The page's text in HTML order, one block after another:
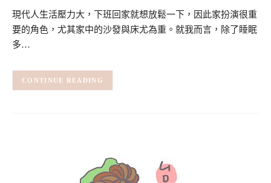
現代人生活壓力大，下班回家就想放鬆一下，因此家扮演很重
要的角色，尤其家中的沙發與床尤為重。就我而言，除了睡眠
多…
CONTINUE READING